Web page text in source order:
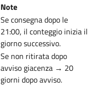
Note
Se consegna dopo le
21:00, il conteggio inizia il
giorno successivo.
Se non ritirata dopo
avviso giacenza → 20
giorni dopo avviso.